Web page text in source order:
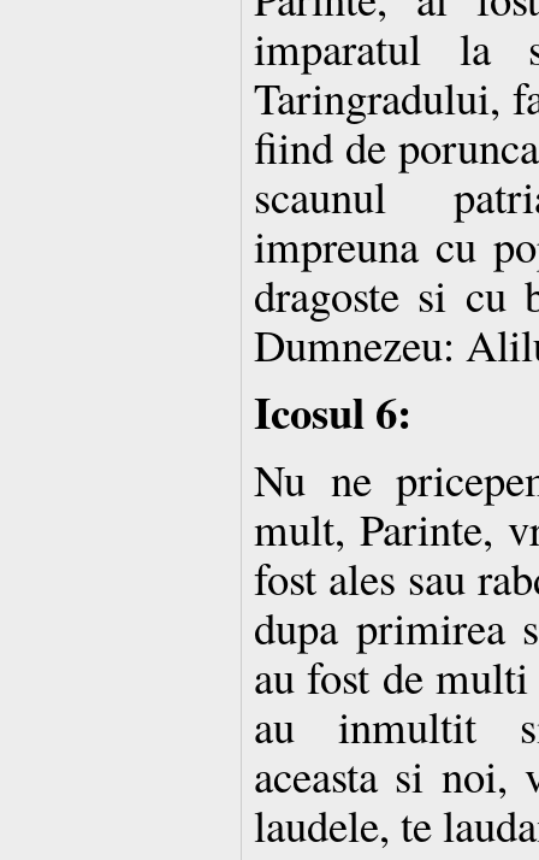
imparatul la
Taringradului,
fiind de
scaunul
impreuna cu
dragoste si cu
Dumnezeu:
Icosul 6:
Nu ne
mult, Parinte,
fost ales sau
dupa primirea
au fost de
au inmultit
aceasta si noi,
laudele, te